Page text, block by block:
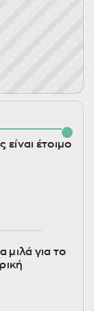
είναι έτοιμο
μιλά για το